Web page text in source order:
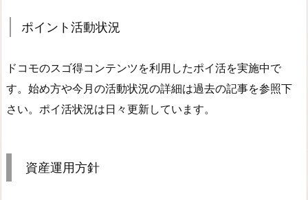
ポイント活動状況
ドコモのスゴ得コンテンツを利用したポイ活を実施中で
す。始め方や今月の活動状況の詳細は過去の記事を参照下
さい。ポイ活状況は日々更新しています。
資産運用方針